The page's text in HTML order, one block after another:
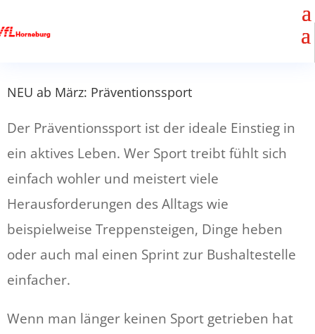
NEU ab März: Präventionssport
Der Präventionssport ist der ideale Einstieg in
ein aktives Leben. Wer Sport treibt fühlt sich
einfach wohler und meistert viele
Herausforderungen des Alltags wie
beispielweise Treppensteigen, Dinge heben
oder auch mal einen Sprint zur Bushaltestelle
einfacher.
Wenn man länger keinen Sport getrieben hat